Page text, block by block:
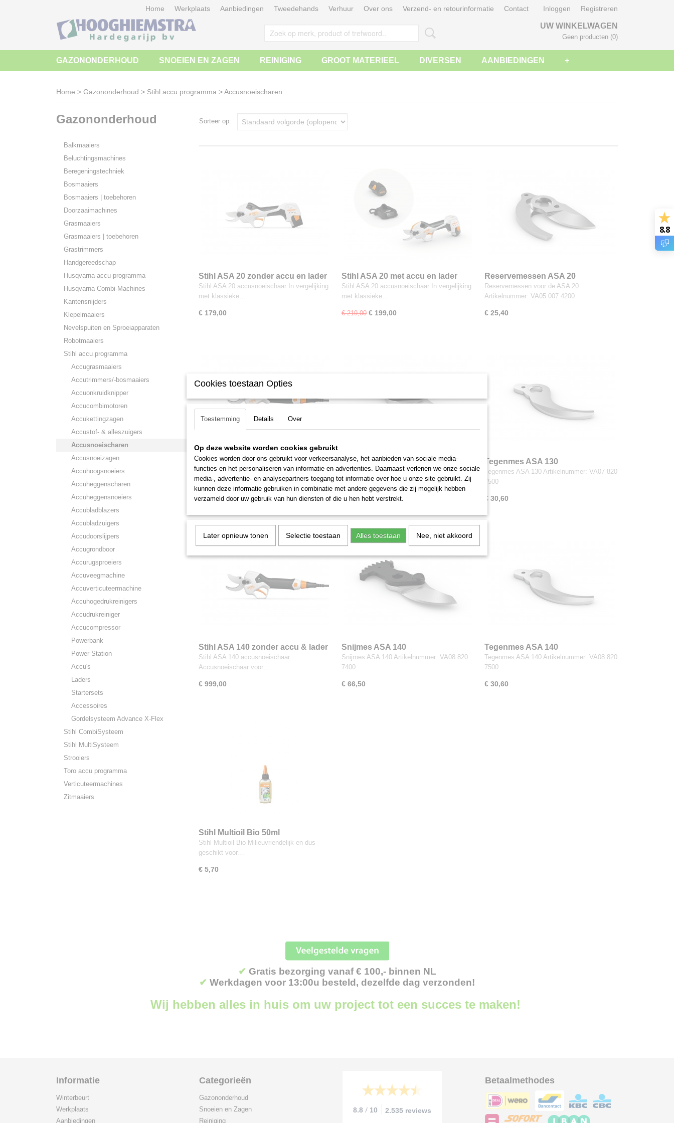
Home Werkplaats Aanbiedingen Tweedehands Verhuur Over ons Verzend- en retourinformatie Contact Inloggen Registreren
UW WINKELWAGEN
Geen producten (0)
GAZONONDERHOUD SNOEIEN EN ZAGEN REINIGING GROOT MATERIEEL DIVERSEN AANBIEDINGEN +
Home > Gazononderhoud > Stihl accu programma >Accusnoeischaren
Gazononderhoud
Balkmaaiers
Beluchtingsmachines
Beregeningstechniek
Bosmaaiers
Bosmaaiers | toebehoren
Doorzaaimachines
Grasmaaiers
Grasmaaiers | toebehoren
Grastrimmers
Handgereedschap
Husqvarna accu programma
Husqvarna Combi-Machines
Kantensnijders
Klepelmaaiers
Nevelspuiten en Sproeiapparaten
Robotmaaiers
Stihl accu programma
Accugrasmaaiers
Accutrimmers/-bosmaaiers
Accuonkruidknipper
Accucombimotoren
Accukettingzagen
Accustof- & alleszuigers
Accusnoeischaren
Accusnoeizagen
Accuhoogsnoeiers
Accuheggenscharen
Accuheggensnoeiers
Accubladblazers
Accubladzuigers
Accudoorslijpers
Accugrondboor
Accurugsproeiers
Accuveegmachine
Accuverticuteermachine
Accuhogedrukreinigers
Accudrukreiniger
Accucompressor
Powerbank
Power Station
Accu's
Laders
Startersets
Accessoires
Gordelsysteem Advance X-Flex
Stihl CombiSysteem
Stihl MultiSysteem
Strooiers
Toro accu programma
Verticuteermachines
Zitmaaiers
Sorteer op:
Stihl ASA 20 zonder accu en lader
Stihl ASA 20 accusnoeischaar In vergelijking
met klassieke…
€ 179,00
Stihl ASA 20 met accu en lader
Stihl ASA 20 accusnoeischaar In vergelijking
met klassieke…
€ 219,00 € 199,00
Reservemessen ASA 20
Reservemessen voor de ASA 20
Artikelnummer: VA05 007 4200
€ 25,40
Stihl ASA 130 zonder accu & lader
Stihl ASA 130 accusnoeischaar
Accusnoeischaar voor…
€ 799,00
Snijmes ASA 130
Snijmes ASA 130 Artikelnummer: VA07 820
7400
€ 66,50
Tegenmes ASA 130
Tegenmes ASA 130 Artikelnummer: VA07 820
7500
€ 30,60
Stihl ASA 140 zonder accu & lader
Stihl ASA 140 accusnoeischaar
Accusnoeischaar voor…
€ 999,00
Snijmes ASA 140
Snijmes ASA 140 Artikelnummer: VA08 820
7400
€ 66,50
Tegenmes ASA 140
Tegenmes ASA 140 Artikelnummer: VA08 820
7500
€ 30,60
Stihl Multioil Bio 50ml
Stihl Multioil Bio Milieuvriendelijk en dus
geschikt voor…
€ 5,70
✔ Gratis bezorging vanaf € 100,- binnen NL
✔ Werkdagen voor 13:00u besteld, dezelfde dag verzonden!
Wij hebben alles in huis om uw project tot een succes te maken!
Informatie
Winterbeurt
Werkplaats
Aanbiedingen
Categorieën
Gazononderhoud
Snoeien en Zagen
Reiniging
8.8 / 10 2.535 reviews
8.8
Betaalmethodes
Cookies toestaan Opties
Toestemming Details Over
Op deze website worden cookies gebruikt
Cookies worden door ons gebruikt voor verkeersanalyse, het aanbieden van sociale media-
functies en het personaliseren van informatie en advertenties. Daarnaast verlenen we onze sociale
media-, advertentie- en analysepartners toegang tot informatie over hoe u onze site gebruikt. Zij
kunnen deze informatie gebruiken in combinatie met andere gegevens die zij mogelijk hebben
verzameld door uw gebruik van hun diensten of die u hen hebt verstrekt.
Later opnieuw tonen Selectie toestaan Alles toestaan Nee, niet akkoord